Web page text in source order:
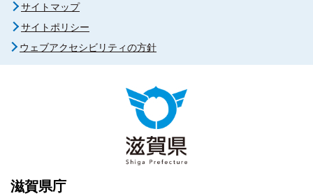
サイトマップ
サイトポリシー
ウェブアクセシビリティの方針
滋賀県庁